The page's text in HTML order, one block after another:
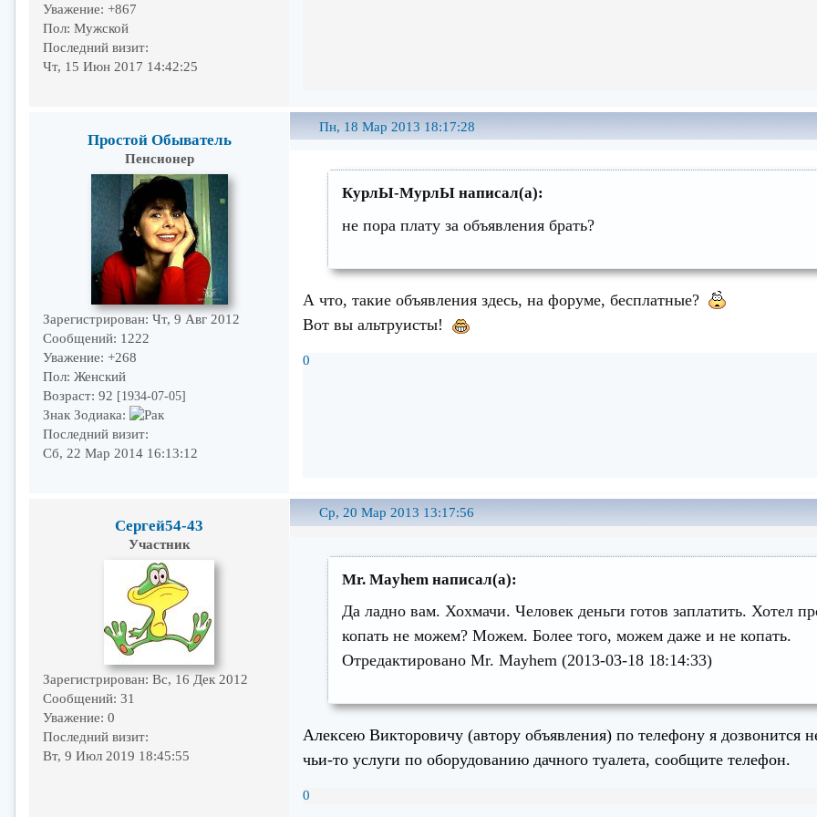
Уважение: +867
Пол: Мужской
Последний визит:
Чт, 15 Июн 2017 14:42:25
Пн, 18 Мар 2013 18:17:28
Простой Обыватель
Пенсионер
Зарегистрирован: Чт, 9 Авг 2012
Сообщений: 1222
Уважение: +268
Пол: Женский
Возраст: 92 [1934-07-05]
Знак Зодиака:
Последний визит:
Сб, 22 Мар 2014 16:13:12
КурлЫ-МурлЫ написал(а):
не пора плату за объявления брать?
А что, такие объявления здесь, на форуме, бесплатные?
Вот вы альтруисты!
0
Ср, 20 Мар 2013 13:17:56
Сергей54-43
Участник
Зарегистрирован: Вс, 16 Дек 2012
Сообщений: 31
Уважение: 0
Последний визит:
Вт, 9 Июл 2019 18:45:55
Mr. Mayhem написал(а):
Да ладно вам. Хохмачи. Человек деньги готов заплатить. Хотел
копать не можем? Можем. Более того, можем даже и не копать.
Отредактировано Mr. Mayhem (2013-03-18 18:14:33)
Алексею Викторовичу (автору объявления) по телефону я
чьи-то услуги по оборудованию дачного туалета, сообщите телефон.
0